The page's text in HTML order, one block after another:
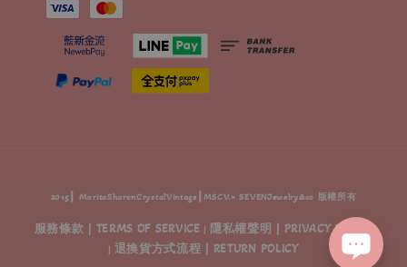
2015┃ MoritaSharonCrystalVintage┃MSCV.× SEVENJewelry&co 版權所有
服務條款 | TERMS OF SERVICE | 隱私權聲明 | PRIVACY POLICY
| 退換貨方式流程 | RETURN POLICY